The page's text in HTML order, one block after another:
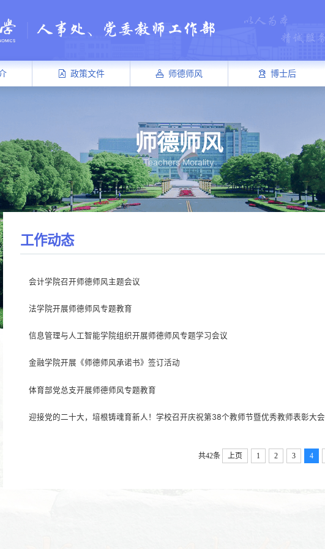
政策文件 师德师风 博士后
师德师风
Teachers Morality
工作动态
会计学院召开师德师风主题会议
法学院开展师德师风专题教育
信息管理与人工智能学院组织开展师德师风专题学习会议
金融学院开展《师德师风承诺书》签订活动
体育部党总支开展师德师风专题教育
迎接党的二十大，培根铸魂育新人！学校召开庆祝第38个教师节暨优秀教师表彰大会
共42条 上页 1 2 3 4